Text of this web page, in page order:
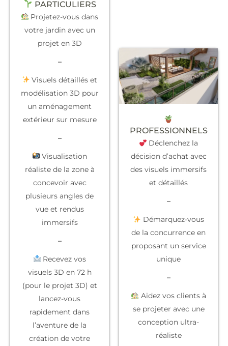
PARTICULIERS
Projetez-vous dans
votre jardin avec un
projet en 3D
–
Visuels détaillés et
modélisation 3D pour
un aménagement
extérieur sur mesure
–
Visualisation
réaliste de la zone à
concevoir avec
plusieurs angles de
vue et rendus
immersifs
–
Recevez vos
visuels 3D en 72 h
(pour le projet 3D) et
lancez-vous
rapidement dans
l’aventure de la
création de votre
PROFESSIONNELS
Déclenchez la
décision d’achat avec
des visuels immersifs
et détaillés
–
Démarquez-vous
de la concurrence en
proposant un service
unique
–
Aidez vos clients à
se projeter avec une
conception ultra-
réaliste